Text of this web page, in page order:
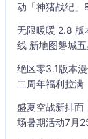
动「神猪战纪
无限暖暖 2.8 版
线 新地图磐城
绝区零3.1版本
二周年福利拉满
盛夏空战新排面
场暑期活动7月